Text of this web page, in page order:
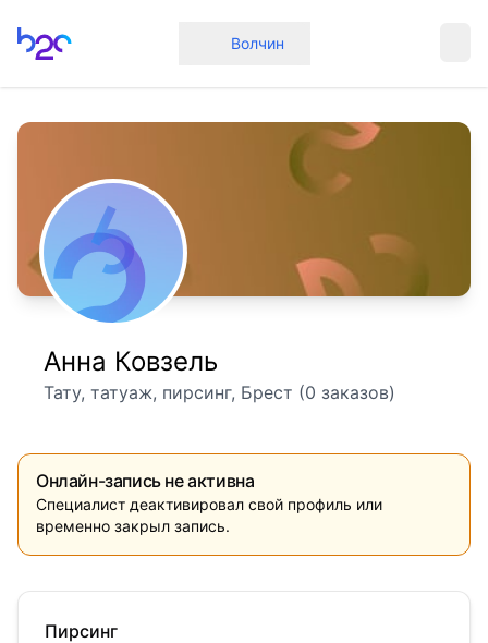
Главная Волчин
Анна Ковзель
Тату, татуаж, пирсинг, Брест (0 заказов)
Онлайн-запись не активна
Специалист деактивировал свой профиль или
временно закрыл запись.
Пирсинг